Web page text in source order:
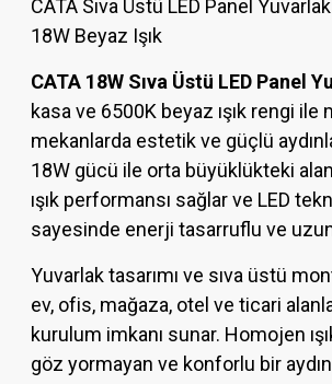
CATA Sıva Üstü LED Panel
18W Beyaz Işık
CATA 18W Sıva Üstü LED Panel
kasa ve 6500K beyaz ışık rengi ile
mekanlarda estetik ve güçlü
18W gücü ile orta büyüklükteki
ışık performansı sağlar ve LED
sayesinde enerji tasarruflu ve
Yuvarlak tasarımı ve sıva üstü
ev, ofis, mağaza, otel ve ticari
kurulum imkanı sunar. Homojen
göz yormayan ve konforlu bir